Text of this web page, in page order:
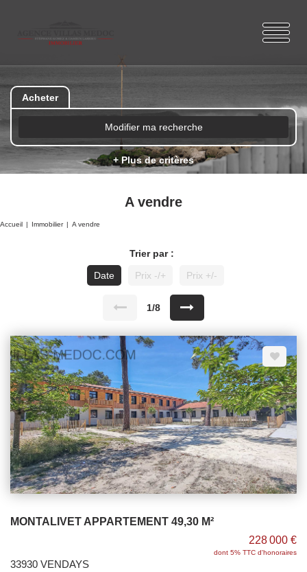
Acheter
Modifier ma recherche
+ Plus de critères
A vendre
Accueil Immobilier A vendre
Trier par :
Date
Prix -/+ Prix +/-
1/8
MONTALIVET APPARTEMENT 49,30 M²
228 000 €
dont 5% TTC d'honoraires
33930 VENDAYS